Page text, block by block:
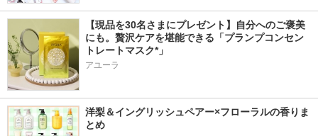
【現品を30名さまにプレゼント】自分へのご褒美
にも。贅沢ケアを堪能できる「プランプコンセン
トレートマスク*」
アユーラ
洋梨＆イングリッシュペアー×フローラルの香りま
とめ